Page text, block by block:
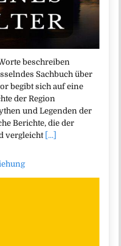
beschreiben
Sachbuch über
begibt sich auf eine
der Region
und Legenden der
Berichte, die der
vergleicht [...]